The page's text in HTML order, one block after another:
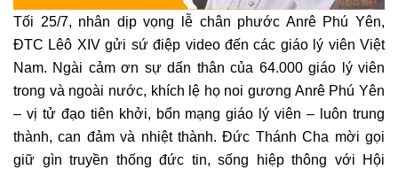
Tối 25/7, nhân dịp vọng lễ chân phước Anrê Phú Yên,
ĐTC Lêô XIV gửi sứ điệp video đến các giáo lý viên Việt
Nam. Ngài cảm ơn sự dấn thân của 64.000 giáo lý viên
trong và ngoài nước, khích lệ họ noi gương Anrê Phú Yên
– vị tử đạo tiên khởi, bổn mạng giáo lý viên – luôn trung
thành, can đảm và nhiệt thành. Đức Thánh Cha mời gọi
giữ gìn truyền thống đức tin, sống hiệp thông với Hội